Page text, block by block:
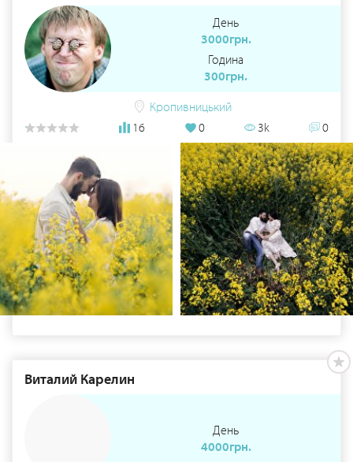
День
3000грн.
Година
300грн.
Кропивницький
16
0 3k 0
Виталий Карелин
День
4000грн.